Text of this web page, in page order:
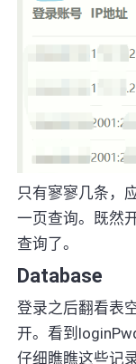
只有寥寥几条，
一页查询。既然
查询了。
Database
登录之后翻看表
开。看到
仔细瞧瞧这些记